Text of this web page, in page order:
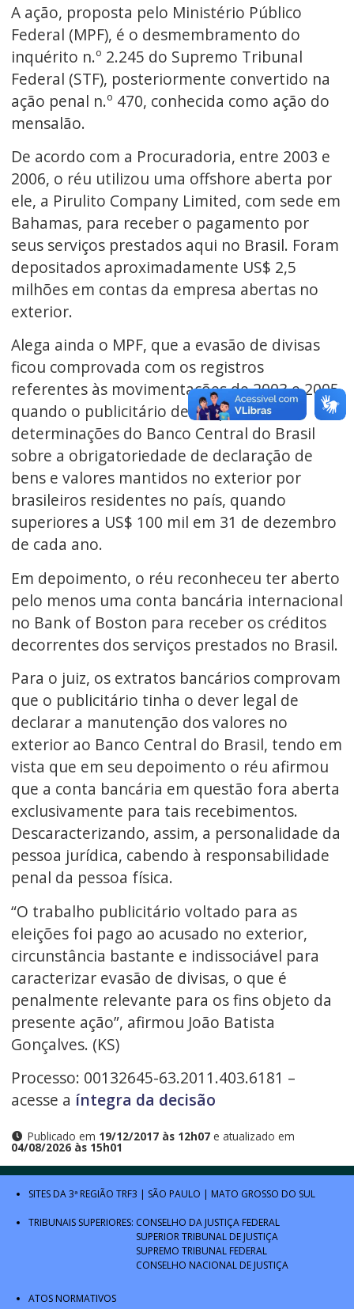
A ação, proposta pelo Ministério Público
Federal (MPF), é o desmembramento do
inquérito n.º 2.245 do Supremo Tribunal
Federal (STF), posteriormente convertido na
ação penal n.º 470, conhecida como ação do
mensalão.
De acordo com a Procuradoria, entre 2003 e
2006, o réu utilizou uma offshore aberta por
ele, a Pirulito Company Limited, com sede em
Bahamas, para receber o pagamento por
seus serviços prestados aqui no Brasil. Foram
depositados aproximadamente US$ 2,5
milhões em contas da empresa abertas no
exterior.
Alega ainda o MPF, que a evasão de divisas
ficou comprovada com os registros
referentes às movimentações de 2003 e 2005,
quando o publicitário desrespeitou as
determinações do Banco Central do Brasil
sobre a obrigatoriedade de declaração de
bens e valores mantidos no exterior por
brasileiros residentes no país, quando
superiores a US$ 100 mil em 31 de dezembro
de cada ano.
Em depoimento, o réu reconheceu ter aberto
pelo menos uma conta bancária internacional
no Bank of Boston para receber os créditos
decorrentes dos serviços prestados no Brasil.
Para o juiz, os extratos bancários comprovam
que o publicitário tinha o dever legal de
declarar a manutenção dos valores no
exterior ao Banco Central do Brasil, tendo em
vista que em seu depoimento o réu afirmou
que a conta bancária em questão fora aberta
exclusivamente para tais recebimentos.
Descaracterizando, assim, a personalidade da
pessoa jurídica, cabendo à responsabilidade
penal da pessoa física.
“O trabalho publicitário voltado para as
eleições foi pago ao acusado no exterior,
circunstância bastante e indissociável para
caracterizar evasão de divisas, o que é
penalmente relevante para os fins objeto da
presente ação”, afirmou João Batista
Gonçalves. (KS)
Processo: 00132645-63.2011.403.6181 –
acesse a íntegra da decisão
Publicado em 19/12/2017 às 12h07e atualizado em
04/08/2026 às 15h01
SITES DA 3ª REGIÃO TRF3 | SÃO PAULO | MATO GROSSO DO SUL
TRIBUNAIS SUPERIORES: CONSELHO DA JUSTIÇA FEDERAL
SUPERIOR TRIBUNAL DE JUSTIÇA
SUPREMO TRIBUNAL FEDERAL
CONSELHO NACIONAL DE JUSTIÇA
ATOS NORMATIVOS